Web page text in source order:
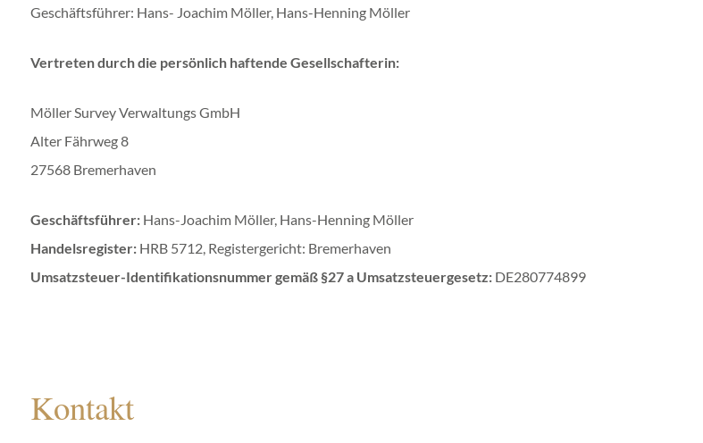
Geschäftsführer: Hans- Joachim Möller, Hans-Henning Möller
Vertreten durch die persönlich haftende Gesellschafterin:
Möller Survey Verwaltungs GmbH
Alter Fährweg 8
27568 Bremerhaven
Geschäftsführer: Hans-Joachim Möller, Hans-Henning Möller
Handelsregister:HRB 5712, Registergericht: Bremerhaven
Umsatzsteuer-Identifikationsnummer gemäß §27 a Umsatzsteuergesetz:DE280774899
Kontakt